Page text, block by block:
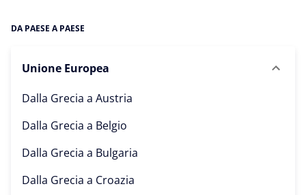
DA PAESE A PAESE
Unione Europea
Dalla Grecia a Austria
Dalla Grecia a Belgio
Dalla Grecia a Bulgaria
Dalla Grecia a Croazia